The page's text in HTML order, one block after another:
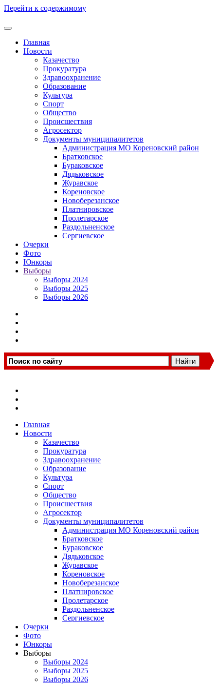
Перейти к содержимому
Главная
Новости
Казачество
Прокуратура
Здравоохранение
Образование
Культура
Спорт
Общество
Происшествия
Агросектор
Документы муниципалитетов
Администрация МО Кореновский район
Братковское
Бураковское
Дядьковское
Журавское
Кореновское
Новоберезанское
Платнировское
Пролетарское
Раздольненское
Сергиевское
Очерки
Фото
Юнкоры
Выборы
Выборы 2024
Выборы 2025
Выборы 2026
Главная
Новости
Казачество
Прокуратура
Здравоохранение
Образование
Культура
Спорт
Общество
Происшествия
Агросектор
Документы муниципалитетов
Администрация МО Кореновский район
Братковское
Бураковское
Дядьковское
Журавское
Кореновское
Новоберезанское
Платнировское
Пролетарское
Раздольненское
Сергиевское
Очерки
Фото
Юнкоры
Выборы
Выборы 2024
Выборы 2025
Выборы 2026